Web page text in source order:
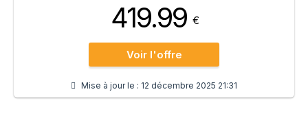
419.99€
Voir l'offre
Mise à jour le : 12 décembre 2025 21:31